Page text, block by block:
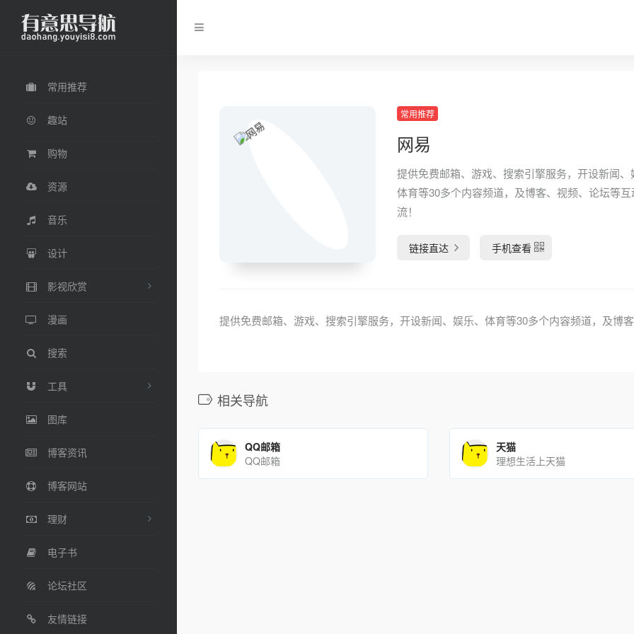
常用推荐
趣站
购物
资源
音乐
设计
影视欣赏
漫画
搜索
工具
图库
博客资讯
博客网站
理财
电子书
论坛社区
友情链接
常用推荐
网易
提供免费邮箱、游戏、搜索引擎服务，开设新闻、
体育等30多个内容频道，及博客、视频、论坛等互
流！
链接直达 手机查看
提供免费邮箱、游戏、搜索引擎服务，开设新闻、娱乐、体育等30多个内容频道，及博
相关导航
QQ邮箱
QQ邮箱
天猫
理想生活上天猫